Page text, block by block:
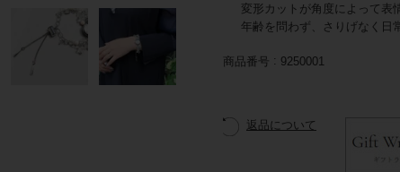
変形カットが角度によって表
年齢を問わず、さりげなく日
商品番号 9250001
返品について